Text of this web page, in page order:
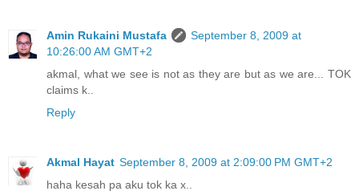
Amin Rukaini Mustafa
September 8, 2009 at
10:26:00 AM GMT+2
akmal, what we see is not as they are but as we are... TOK
claims k..
Reply
Akmal Hayat September 8, 2009 at 2:09:00 PM GMT+2
haha kesah pa aku tok ka x..